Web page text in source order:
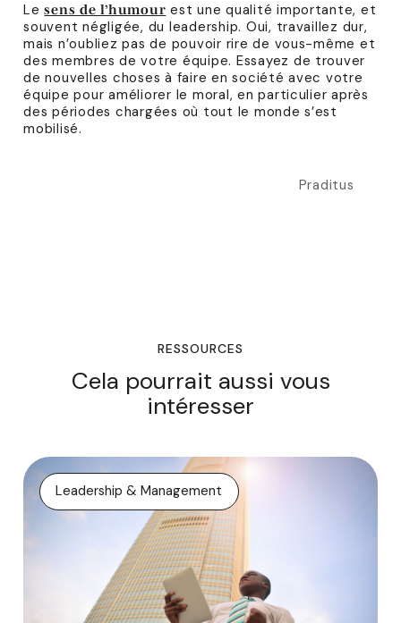
Lesens de l’humour est une qualité importante, et
souvent négligée, du leadership. Oui, travaillez dur,
mais n’oubliez pas de pouvoir rire de vous-même et
des membres de votre équipe. Essayez de trouver
de nouvelles choses à faire en société avec votre
équipe pour améliorer le moral, en particulier après
des périodes chargées où tout le monde s’est
mobilisé.
Praditus
RESSOURCES
Cela pourrait aussi vous
intéresser
Leadership & Management